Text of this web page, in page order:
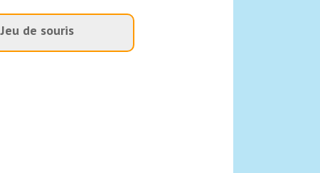
Jeu de souris